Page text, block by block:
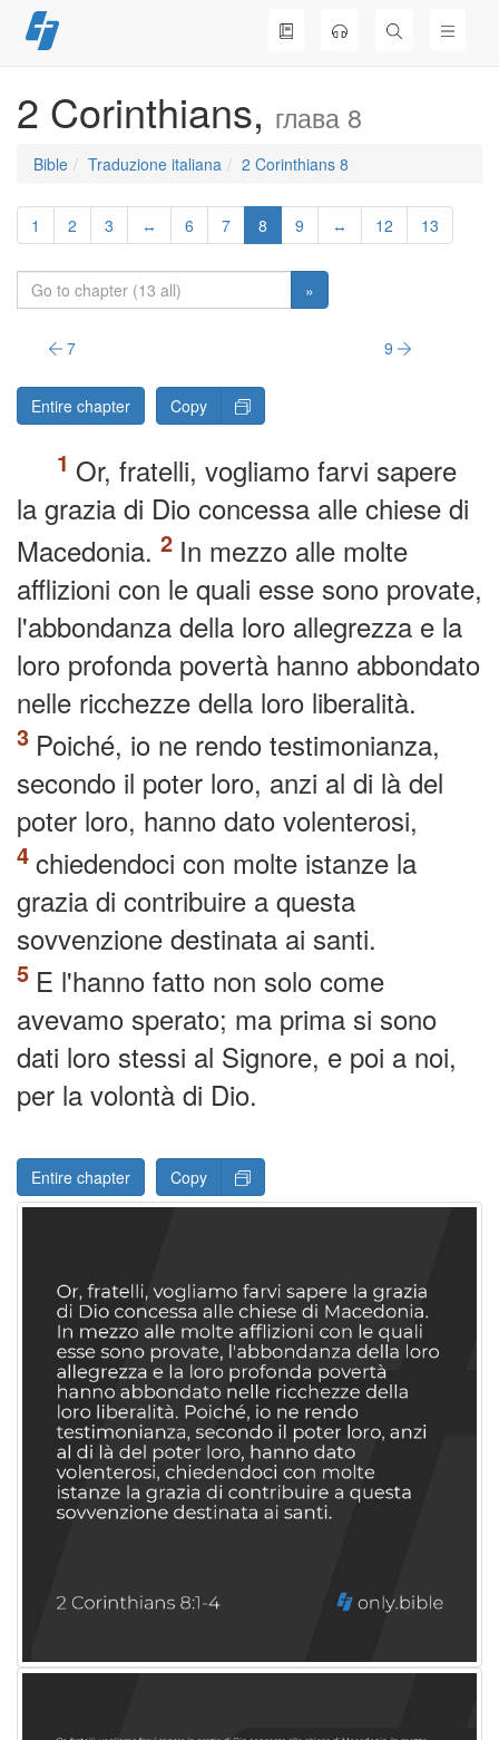
Skip
to
2 Corinthians, глава 8
Bible Traduzione italiana 2 Corinthians 8
1 2 3 ↔ 6 7 8 9 ↔ 12 13
»
7 9
Entire chapter Copy
Or, fratelli, vogliamo farvi sapere
la grazia di Dio concessa alle chiese di
Macedonia.
In mezzo alle molte
afflizioni con le quali esse sono provate,
l'abbondanza della loro allegrezza e la
loro profonda povertà hanno abbondato
nelle ricchezze della loro liberalità.
Poiché, io ne rendo testimonianza,
secondo il poter loro, anzi al di là del
poter loro, hanno dato volenterosi,
chiedendoci con molte istanze la
grazia di contribuire a questa
sovvenzione destinata ai santi.
E l'hanno fatto non solo come
avevamo sperato; ma prima si sono
dati loro stessi al Signore, e poi a noi,
per la volontà di Dio.
Entire chapter Copy